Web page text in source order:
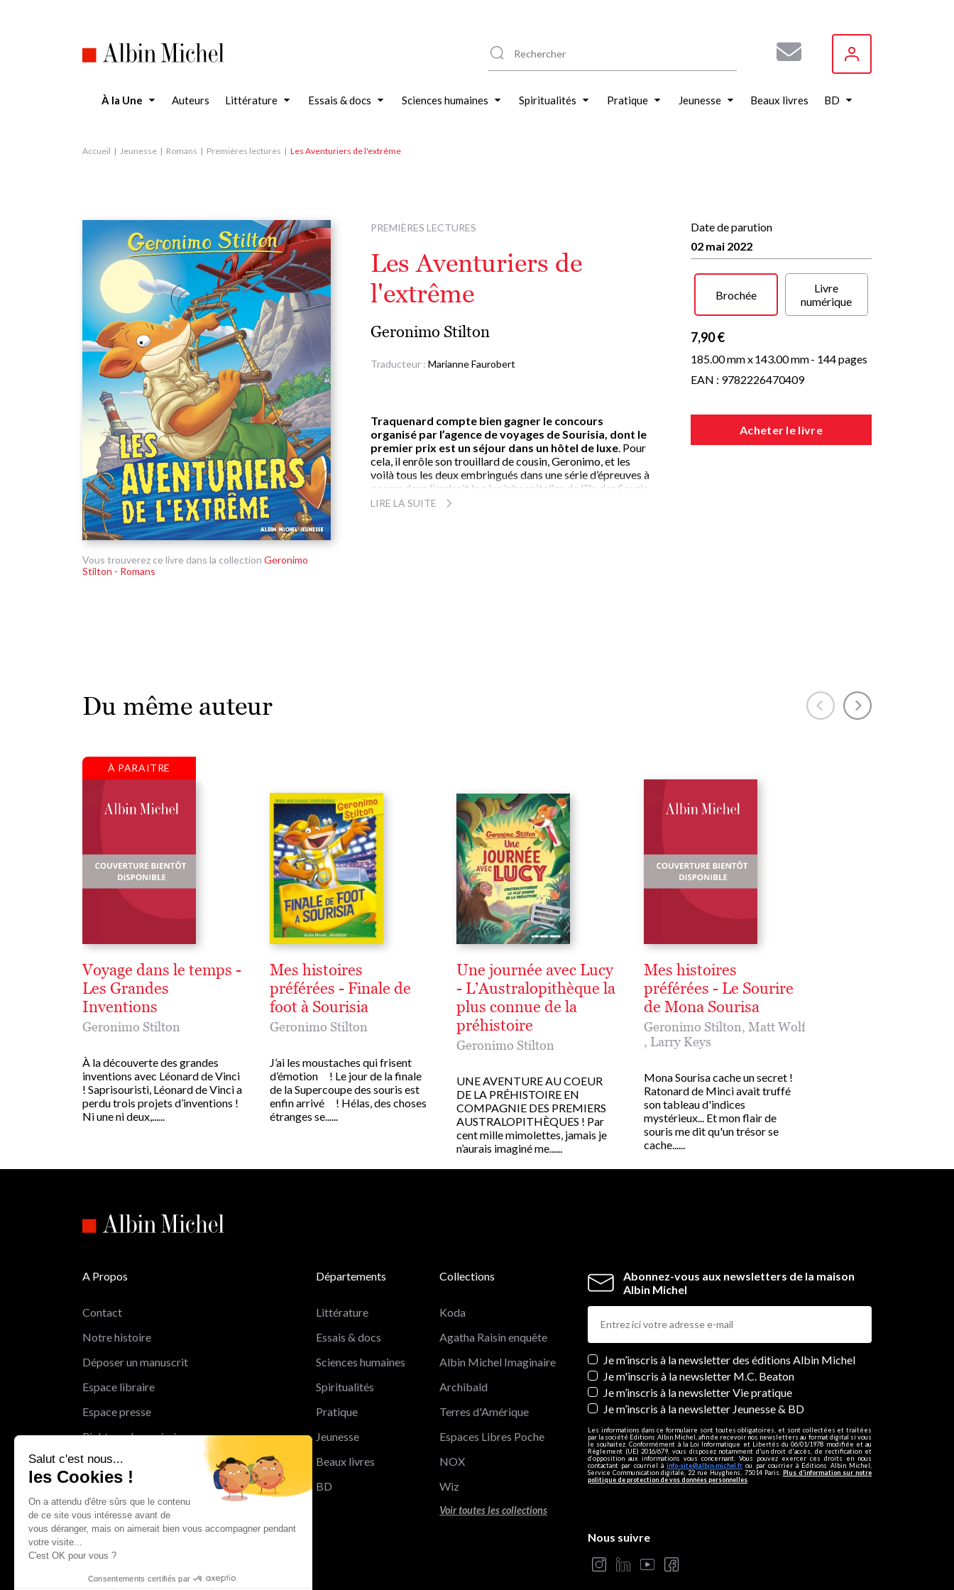
Salut c'est nous...
les Cookies !
On a attendu d'être sûrs que le contenu
de ce site vous intéresse avant de
vous déranger, mais on aimerait bien vous accompagner pendant
votre visite...
C'est OK pour vous ?
Consentements certifiés par
À la Une Auteurs Littérature Essais & docs Sciences humaines Spiritualités Pratique Jeunesse Beaux livres BD
Accueil Jeunesse Romans Premières lectures Les Aventuriers de l'extrême
Vous trouverez ce livre dans la collection Geronimo
Stilton - Romans
PREMIÈRES LECTURES
Les Aventuriers de
l'extrême
Geronimo Stilton
Traducteur : Marianne Faurobert
Traquenard compte bien gagner le concours
organisé par l’agence de voyages de Sourisia, dont le
premier prix est un séjour dans un hôtel de luxe. Pour
cela, il enrôle son trouillard de cousin, Geronimo, et les
voilà tous les deux embringués dans une série d’épreuves à
passer dans l’endroit le plus inhospitalier de l’île des Souris,
Port-Fétide. Après un saut en parachute vertigineux, la
LIRE LA SUITE
Date de parution
02 mai 2022
Brochée
Livre
numérique
7,90 €
185.00 mm x143.00 mm- 144 pages
EAN : 9782226470409
Acheter le livre
Du même auteur
À PARAITRE
Voyage dans le temps -
Les Grandes
Inventions
Geronimo Stilton
À la découverte des grandes
inventions avec Léonard de Vinci
! Saprisouristi, Léonard de Vinci a
perdu trois projets d’inventions !
Ni une ni deux,......
Mes histoires
préférées - Finale de
foot à Sourisia
Geronimo Stilton
J’ai les moustaches qui frisent
d’émotion ! Le jour de la finale
de la Supercoupe des souris est
enfin arrivé ! Hélas, des choses
étranges se......
Une journée avec Lucy
- L’Australopithèque la
plus connue de la
préhistoire
Geronimo Stilton
UNE AVENTURE AU COEUR
DE LA PRÉHISTOIRE EN
COMPAGNIE DES PREMIERS
AUSTRALOPITHÈQUES ! Par
cent mille mimolettes, jamais je
n’aurais imaginé me......
Mes histoires
préférées - Le Sourire
de Mona Sourisa
Geronimo Stilton, Matt Wolf
, Larry Keys
Mona Sourisa cache un secret !
Ratonard de Minci avait truffé
son tableau d'indices
mystérieux... Et mon flair de
souris me dit qu'un trésor se
cache......
Abonnez-vous aux newsletters de la maison
Albin Michel
Newsletters
Je m’inscris à la newsletter des éditions Albin Michel
Je m'inscris à la newsletter M.C. Beaton
Je m’inscris à la newsletter Vie pratique
Je m’inscris à la newsletter Jeunesse & BD
Les informations dans ce formulaire sont toutes obligatoires, et sont collectées et traitées
par la société Editions Albin Michel, afin de recevoir nos newsletters au format digital si vous
le souhaitez. Conformément à la Loi Informatique et Libertés du 06/01/1978 modifiée et au
Règlement (UE) 2016/679, vous disposez notamment d'un droit d'accès, de rectification et
d’opposition aux informations vous concernant. Vous pouvez exercer ces droits en nous
contactant par courriel àinfo-site@albin-michel.fr ou par courrier à Editions Albin Michel,
Service Communication digitale, 22 rue Huyghens, 75014 Paris. Plus d’information sur notre
politique de protection de vos données personnelles
A Propos
Contact
Notre histoire
Déposer un manuscrit
Espace libraire
Espace presse
Rights and permissions
Mentions légales
Cookies
Charte de protection des données
personnelles
Le Groupe Albin Michel
Les librairies du groupe Albin Michel
Départements
Littérature
Essais & docs
Sciences humaines
Spiritualités
Pratique
Jeunesse
Beaux livres
BD
Collections
Koda
Agatha Raisin enquête
Albin Michel Imaginaire
Archibald
Terres d'Amérique
Espaces Libres Poche
NOX
Wiz
Voir toutes les collections
Nous suivre